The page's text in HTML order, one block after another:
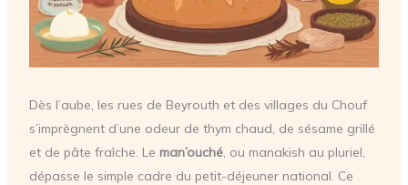
Dès l’aube, les rues de Beyrouth et des villages du Chouf
s’imprègnent d’une odeur de thym chaud, de sésame grillé
et de pâte fraîche. Le man’ouché, ou manakish au pluriel,
dépasse le simple cadre du petit-déjeuner national. Ce